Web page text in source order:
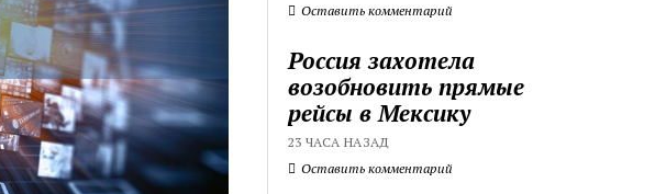
Оставить комментарий
Россия захотела
возобновить прямые
рейсы в Мексику
23 ЧАСА НАЗАД
Оставить комментарий